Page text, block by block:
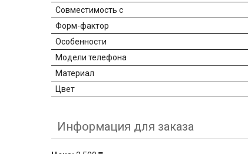
Совместимость с
Форм-фактор
Особенности
Модели телефона
Материал
Цвет
Информация для заказа